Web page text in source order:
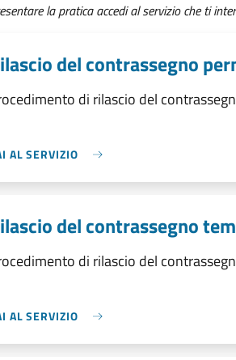
la pratica accedi al servizio che ti
del contrassegno
di rilascio del
AL SERVIZIO
del contrassegno
di rilascio del
AL SERVIZIO